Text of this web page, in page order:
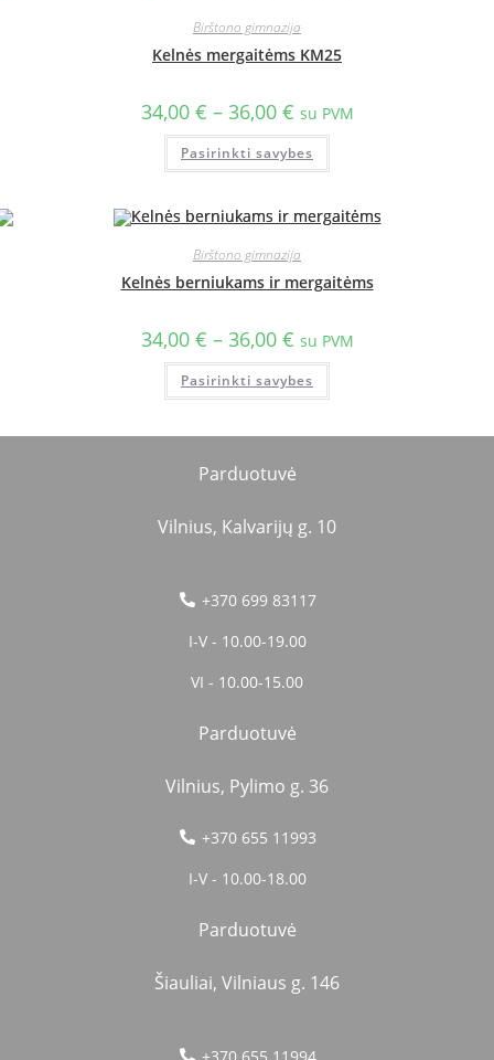
Birštono gimnazija
Kelnės mergaitėms KM25
34,00 € – 36,00 € su PVM
Pasirinkti savybes
Birštono gimnazija
Kelnės berniukams ir mergaitėms
34,00 € – 36,00 € su PVM
Pasirinkti savybes
Parduotuvė
Vilnius, Kalvarijų g. 10
+370 699 83117
I-V - 10.00-19.00
VI - 10.00-15.00
Parduotuvė
Vilnius, Pylimo g. 36
+370 655 11993
I-V - 10.00-18.00
Parduotuvė
Šiauliai, Vilniaus g. 146
+370 655 11994